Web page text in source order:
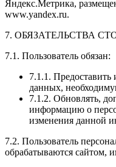
Яндекс.Метрика,
www.yandex.ru.
7. ОБЯЗАТЕЛЬСТВА
7.1. Пользователь обязан:
7.1.1.
данных,
7.1.2. Обновлять,
информацию о
изменения данной
7.2. Пользователь
обрабатываются сайтом,